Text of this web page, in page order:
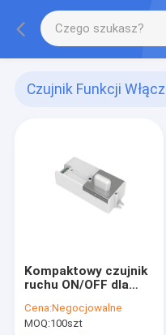
Czujnik Funkcji
Kompaktowy czujnik
ruchu ON/OFF dla
światła trójkątnego
Cena:Negocjowalne
MOQ:100szt